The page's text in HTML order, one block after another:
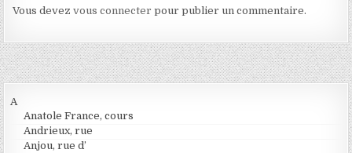
Vous devezvous connecter pour publier un commentaire.
A
Anatole France, cours
Andrieux, rue
Anjou, rue d’